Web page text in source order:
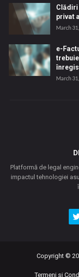
Clădiri
privat
March
e-
March
Platformă de legal
impactul tehnologiei
Copyright ©
Termeni și